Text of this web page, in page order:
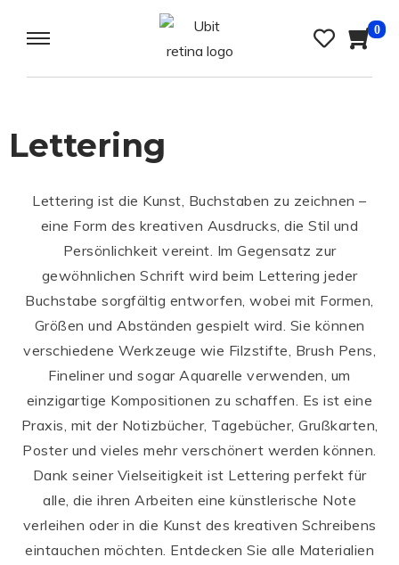
0
Lettering
Lettering ist die Kunst, Buchstaben zu zeichnen –
eine Form des kreativen Ausdrucks, die Stil und
Persönlichkeit vereint. Im Gegensatz zur
gewöhnlichen Schrift wird beim Lettering jeder
Buchstabe sorgfältig entworfen, wobei mit Formen,
Größen und Abständen gespielt wird. Sie können
verschiedene Werkzeuge wie Filzstifte, Brush Pens,
Fineliner und sogar Aquarelle verwenden, um
einzigartige Kompositionen zu schaffen. Es ist eine
Praxis, mit der Notizbücher, Tagebücher, Grußkarten,
Poster und vieles mehr verschönert werden können.
Dank seiner Vielseitigkeit ist Lettering perfekt für
alle, die ihren Arbeiten eine künstlerische Note
verleihen oder in die Kunst des kreativen Schreibens
eintauchen möchten. Entdecken Sie alle Materialien